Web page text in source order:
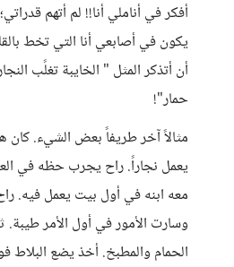
أفكر في أناملي أنا!! لم أتهم
يكون في أصابعي أنا التي تخط
أن أتذكر المثل " الخايبة تغلًب
حمار"!
مثالاً آخر طريفاً بعض الشيء.
يعمل نجاراً. راح يجرب حظه في
معه ابنه في أول بيت يعمل فيه.
وسارت الأمور في أول الأمر
الحمام والمطبخ. أخذ يضع البلاط